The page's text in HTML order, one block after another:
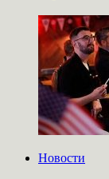
Новости